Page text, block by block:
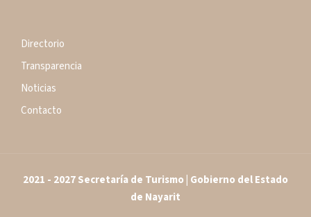
Directorio
Transparencia
Noticias
Contacto
2021 - 2027 Secretaría de Turismo | Gobierno del Estado
de Nayarit